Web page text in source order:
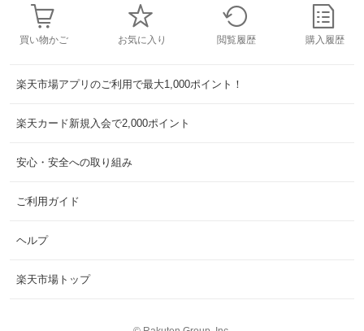
買い物かご お気に入り 閲覧履歴 購入履歴
楽天市場アプリのご利用で最大1,000ポイント！
楽天カード新規入会で2,000ポイント
安心・安全への取り組み
ご利用ガイド
ヘルプ
楽天市場トップ